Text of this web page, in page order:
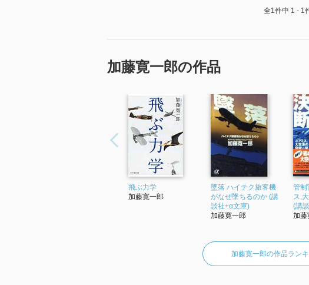
全1件中 1 - 1
加藤寛一郎の作品
飛ぶ力学
加藤寛一郎
墜落 ハイテク旅客機
がなぜ墜ちるのか (講
談社+α文庫)
加藤寛一郎
管制
ス,
(講
加藤
加藤寛一郎の作品ラン